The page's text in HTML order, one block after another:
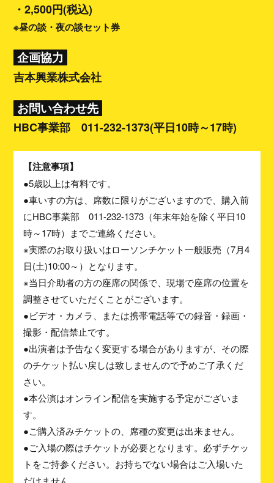
・2,500円(税込)
※昼の談・夜の談セット券
企画協力
吉本興業株式会社
お問い合わせ先
HBC事業部 011-232-1373(平日10時～17時)
【注意事項】
●5歳以上は有料です。
●車いすの方は、席数に限りがございますので、購入前
にHBC事業部 011-232-1373（年末年始を除く平日10
時～17時）までご連絡ください。
※実際のお取り扱いはローソンチケット一般販売（7月4
日(土)10:00～）となります。
※当日介助者の方の座席の関係で、現場で座席の位置を
調整させていただくことがございます。
●ビデオ・カメラ、または携帯電話等での録音・録画・
撮影・配信禁止です。
●出演者は予告なく変更する場合がありますが、その際
のチケット払い戻しは致しませんので予めご了承くだ
さい。
●本公演はオンライン配信を実施する予定がございま
す。
●ご購入済みチケットの、席種の変更は出来ません。
●ご入場の際はチケットが必要となります。必ずチケッ
トをご持参ください。お持ちでない場合はご入場いた
だけません。